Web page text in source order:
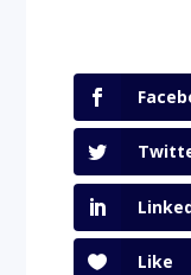
Like